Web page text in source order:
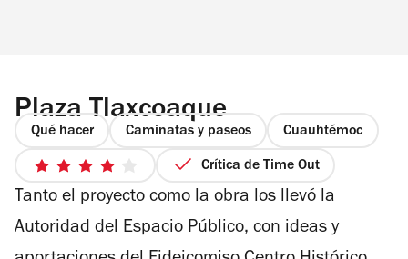
Plaza Tlaxcoaque
Qué hacer Caminatas y paseos Cuauhtémoc
4
de
5
Crítica de Time Out
Tanto el proyecto como la obra los llevó la
Autoridad del Espacio Público, con ideas y